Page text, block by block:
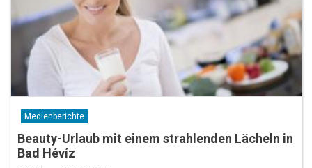
Medienberichte
Beauty-Urlaub mit einem strahlenden Lächeln in
Bad Hévíz